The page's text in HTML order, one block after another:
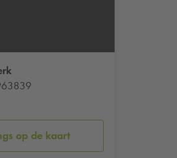
op de kaart